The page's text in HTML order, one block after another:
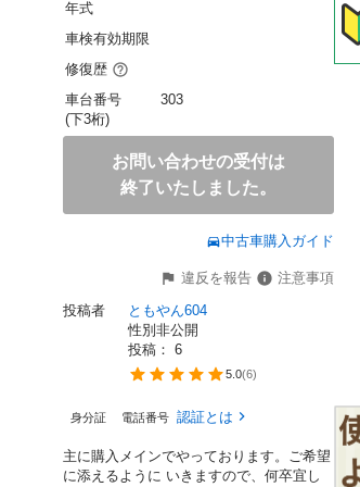
年式
車検有効期限
修復歴
車台番号
(下3桁)
303
お問い合わせの受付は
終了いたしました。
中古車購入ガイド
違反を報告
注意事項
投稿者
ともやん604
性別非公開
投稿： 6
5.0(6)
身分証 電話番号 認証とは
主に購入メインでやっております。ご希望
に添えるように いきますので、何卒宜し